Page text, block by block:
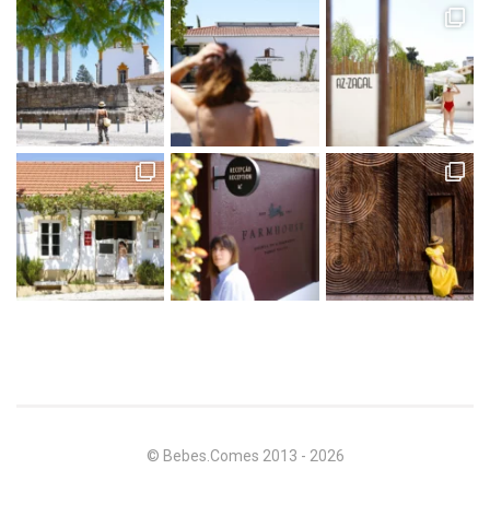
© Bebes.Comes 2013 - 2026